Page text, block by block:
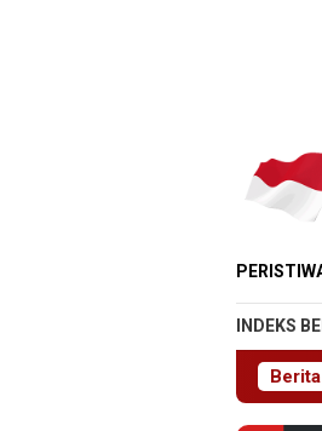
INDEKS
Pusat Tanjung Pinang Deportasi